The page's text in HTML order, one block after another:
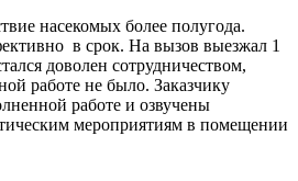
насекомых более полугода.
в срок. На вызов выезжал 1
доволен сотрудничеством,
работе не было. Заказчику
работе и озвучены
мероприятиям в помещении